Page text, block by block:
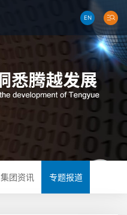
EN
集团资讯 专题报道